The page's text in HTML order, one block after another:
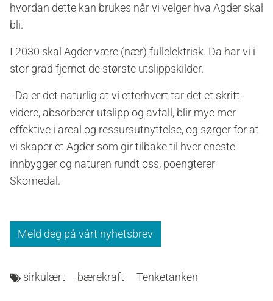
hvordan dette kan brukes når vi velger hva Agder skal
bli.
I 2030 skal Agder være (nær) fullelektrisk. Da har vi i
stor grad fjernet de største utslippskilder.
- Da er det naturlig at vi etterhvert tar det et skritt
videre, absorberer utslipp og avfall, blir mye mer
effektive i areal og ressursutnyttelse, og sørger for at
vi skaper et Agder som gir tilbake til hver eneste
innbygger og naturen rundt oss, poengterer
Skomedal.
Meld deg på vårt nyhetsbrev
sirkulært bærekraft Tenketanken